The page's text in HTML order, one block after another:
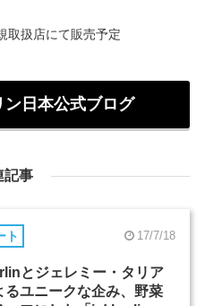
取扱店にて販売予定
日本公式ブログ
記事
ト 17/7/18
とジェレミー・タリア
るユニークな企み、野菜